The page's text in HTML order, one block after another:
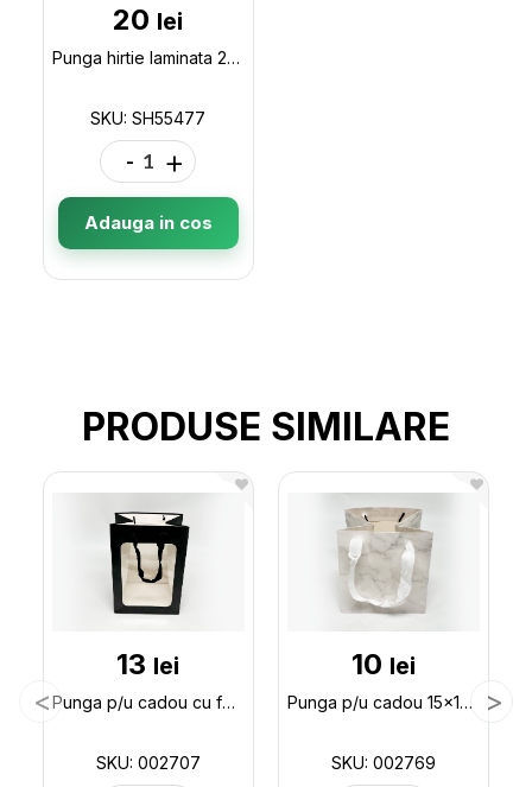
20 lei
Punga hirtie laminata 22*10*29,Bordeaux SH55477
SKU: SH55477
- +
Adauga in cos
PRODUSE SIMILARE
13 lei
Punga p/u cadou cu fereastra 25*18*13 ML32-2 002707
SKU: 002707
10 lei
Punga p/u cadou 15x15x15 (ML32-5) 002769
SKU: 002769